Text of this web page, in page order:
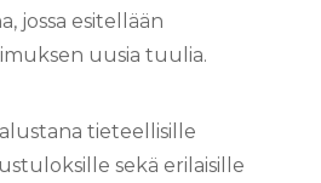
jossa esitellään
uusia tuulia.
tieteellisille
sekä erilaisille